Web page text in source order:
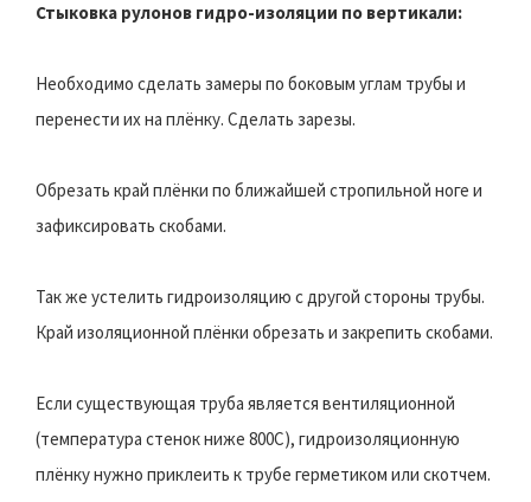
Стыковка рулонов гидро-изоляции по вертикали:
Необходимо сделать замеры по боковым углам трубы и
перенести их на плёнку. Сделать зарезы.
Обрезать край плёнки по ближайшей стропильной ноге и
зафиксировать скобами.
Так же устелить гидроизоляцию с другой стороны трубы.
Край изоляционной плёнки обрезать и закрепить скобами.
Если существующая труба является вентиляционной
(температура стенок ниже 800С), гидроизоляционную
плёнку нужно приклеить к трубе герметиком или скотчем.